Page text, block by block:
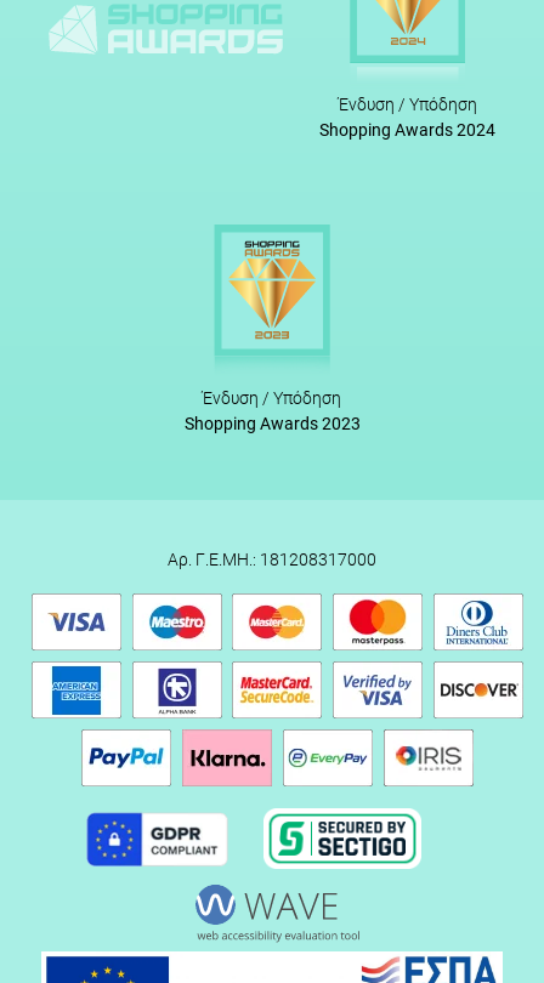
Ένδυση / Υπόδηση
Shopping Awards 2024
Ένδυση / Υπόδηση
Shopping Awards 2023
Αρ. Γ.Ε.ΜΗ.: 181208317000